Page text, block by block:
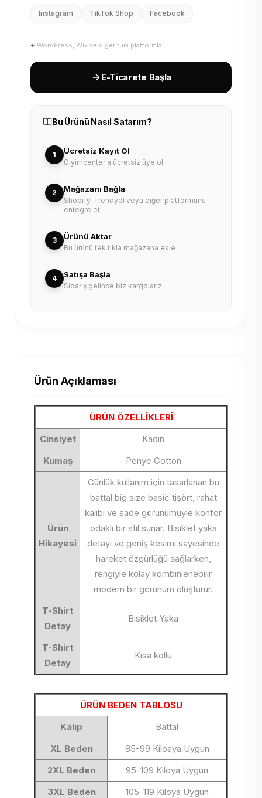
Instagram TikTok Shop Facebook
+ WordPress, Wix ve diğer tüm platformlar
E-Ticarete Başla
Bu Ürünü Nasıl Satarım?
1 Ücretsiz Kayıt Ol
Giyimcenter'a ücretsiz üye ol
2 Mağazanı Bağla
Shopify, Trendyol veya diğer platformunu
entegre et
3 Ürünü Aktar
Bu ürünü tek tıkla mağazana ekle
4 Satışa Başla
Sipariş gelince biz kargolarız
Ürün Açıklaması
ÜRÜN ÖZELLİKLERİ
Cinsiyet
Kadın
Kumaş
Penye Cotton
Ürün
Hikayesi
Günlük kullanım için tasarlanan bu
battal big size basic tişört, rahat
kalıbı ve sade görünümüyle konfor
odaklı bir stil sunar. Bisiklet yaka
detayı ve geniş kesimi sayesinde
hareket özgürlüğü sağlarken,
rengiyle kolay kombinlenebilir
modern bir görünüm oluşturur.
T-Shirt
Detay
Bisiklet Yaka
T-Shirt
Detay
Kısa kollu
ÜRÜN BEDEN TABLOSU
Kalıp
Battal
XL Beden
85-99 Kiloaya Uygun
2XL Beden
95-109 Kiloya Uygun
3XL Beden
105-119 Kiloya Uygun